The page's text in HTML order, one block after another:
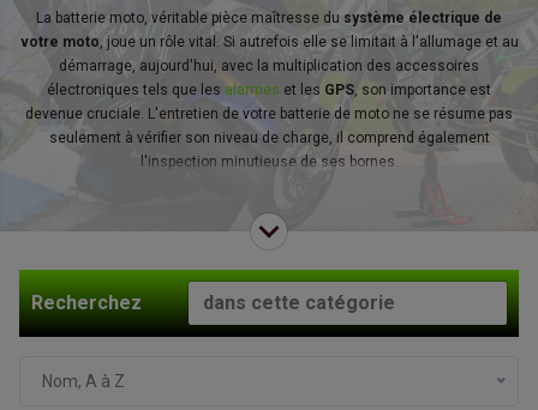
La batterie moto, véritable pièce maîtresse du système électrique de
votre moto, joue un rôle vital. Si autrefois elle se limitait à l'allumage et au
démarrage, aujourd'hui, avec la multiplication des accessoires
électroniques tels que les alarmes et les GPS, son importance est
devenue cruciale. L'entretien de votre batterie de moto ne se résume pas
seulement à vérifier son niveau de charge, il comprend également
l'inspection minutieuse de ses bornes.
Recherchez
Nom, A à Z